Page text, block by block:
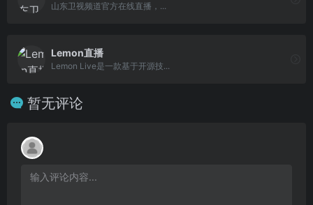
山东卫视频道官方在线直播，...
Lemon直播
Lemon Live是一款基于开源技...
暂无评论